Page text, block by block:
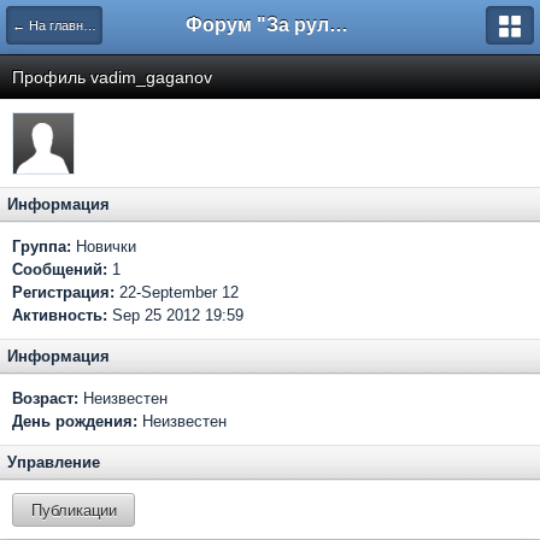
← На главную Форум "За рулем"
Профиль vadim_gaganov
Информация
Группа: Новички
Сообщений: 1
Регистрация: 22-September 12
Активность: Sep 25 2012 19:59
Информация
Возраст: Неизвестен
День рождения: Неизвестен
Управление
Публикации